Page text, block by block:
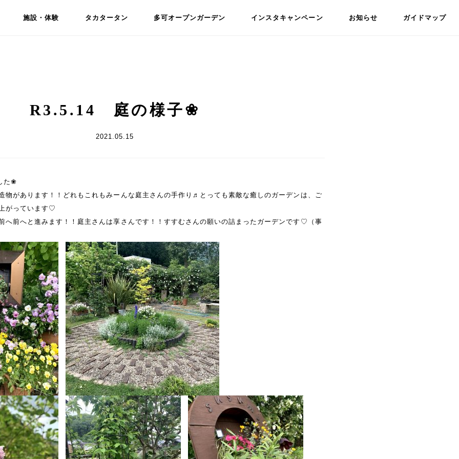
施設・体験 タカタータン 多可オープンガーデン インスタキャンペーン お知らせ ガイドマップ
R3.5.14 庭の様子❀
2021.05.15
た❀
物があります！！どれもこれもみーんな庭主さんの手作り♬とっても素敵な癒しのガーデンは、ご
がっています♡
へ前へと進みます！！庭主さんは享さんです！！すすむさんの願いの詰まったガーデンです♡（事